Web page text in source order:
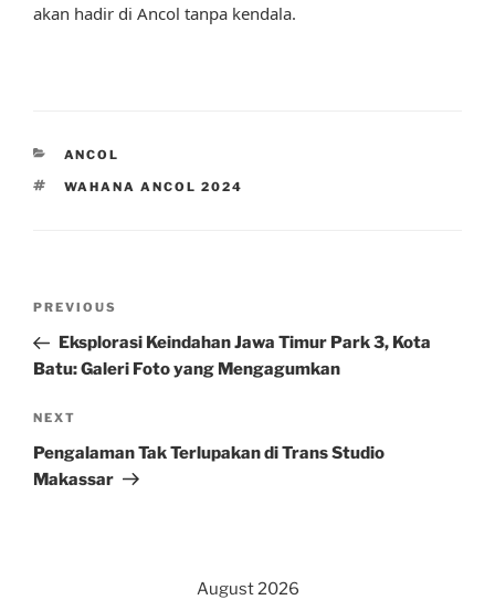
akan hadir di Ancol tanpa kendala.
CATEGORIES
ANCOL
TAGS
WAHANA ANCOL 2024
Previous
Post
PREVIOUS
Eksplorasi Keindahan Jawa Timur Park 3, Kota
Batu: Galeri Foto yang Mengagumkan
Next
Post
NEXT
Pengalaman Tak Terlupakan di Trans Studio
Makassar
August 2026